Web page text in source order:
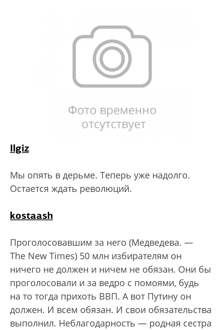
Ilgiz
Мы опять в дерьме. Теперь уже надолго.
Остается ждать революций.
kostaash
Проголосовавшим за него (Медведева. —
The New Times) 50 млн избирателям он
ничего не должен и ничем не обязан. Они бы
проголосовали и за ведро с помоями, будь
на то тогда прихоть ВВП. А вот Путину он
должен. И всем обязан. И свои обязательства
выполнил. Неблагодарность — родная сестра